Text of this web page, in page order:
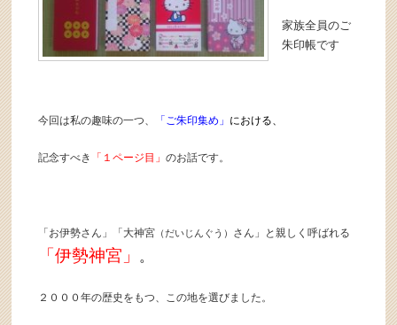
家族全員のご
朱印帳です
今回は私の趣味の一つ、 「ご朱印集め」 における、
記念すべき 「１ページ目」のお話です。
「お伊勢さん」「大神宮 （だいじんぐう） さん」と親しく呼ばれる
「伊勢神宮」 。
２０００年の歴史をもつ、この地を選びました。